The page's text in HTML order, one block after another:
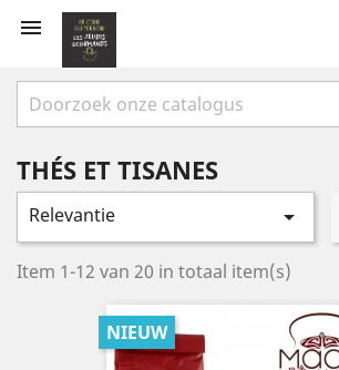

THÉS ET TISANES
Relevantie 
Item 1-12 van 20 in totaal item(s)
NIEUW